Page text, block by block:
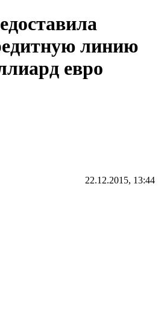
линию
евро
22.12.2015, 13:44